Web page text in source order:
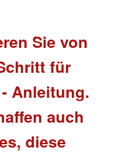
Sie von
für
Anleitung.
auch
diese